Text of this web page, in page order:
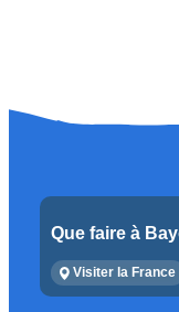
Que faire à
Visiter la France